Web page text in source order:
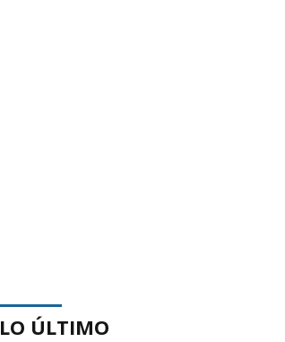
LO ÚLTIMO